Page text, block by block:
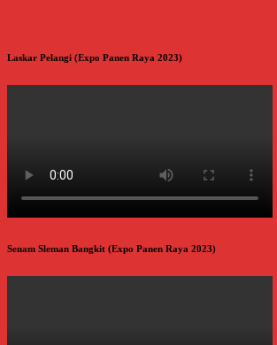
Laskar Pelangi (Expo Panen Raya 2023)
Senam Sleman Bangkit (Expo Panen Raya 2023)